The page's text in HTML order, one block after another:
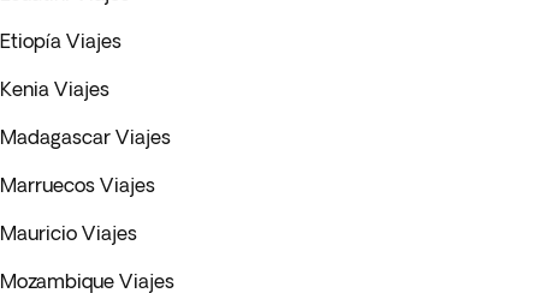
Etiopía Viajes
Kenia Viajes
Madagascar Viajes
Marruecos Viajes
Mauricio Viajes
Mozambique Viajes